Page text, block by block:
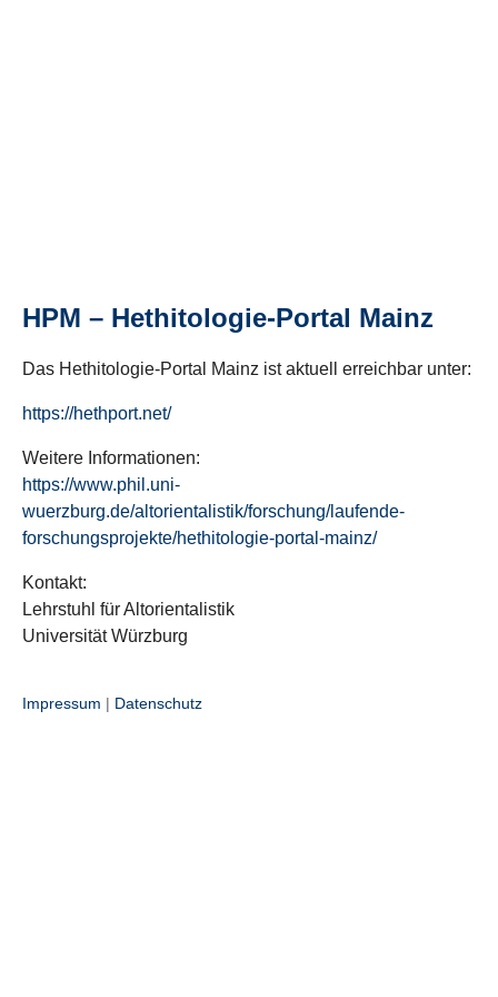
HPM – Hethitologie-Portal Mainz
Das Hethitologie-Portal Mainz ist aktuell erreichbar unter:
https://hethport.net/
Weitere Informationen:
https://www.phil.uni-
wuerzburg.de/altorientalistik/forschung/laufende-
forschungsprojekte/hethitologie-portal-mainz/
Kontakt:
Lehrstuhl für Altorientalistik
Universität Würzburg
Impressum | Datenschutz